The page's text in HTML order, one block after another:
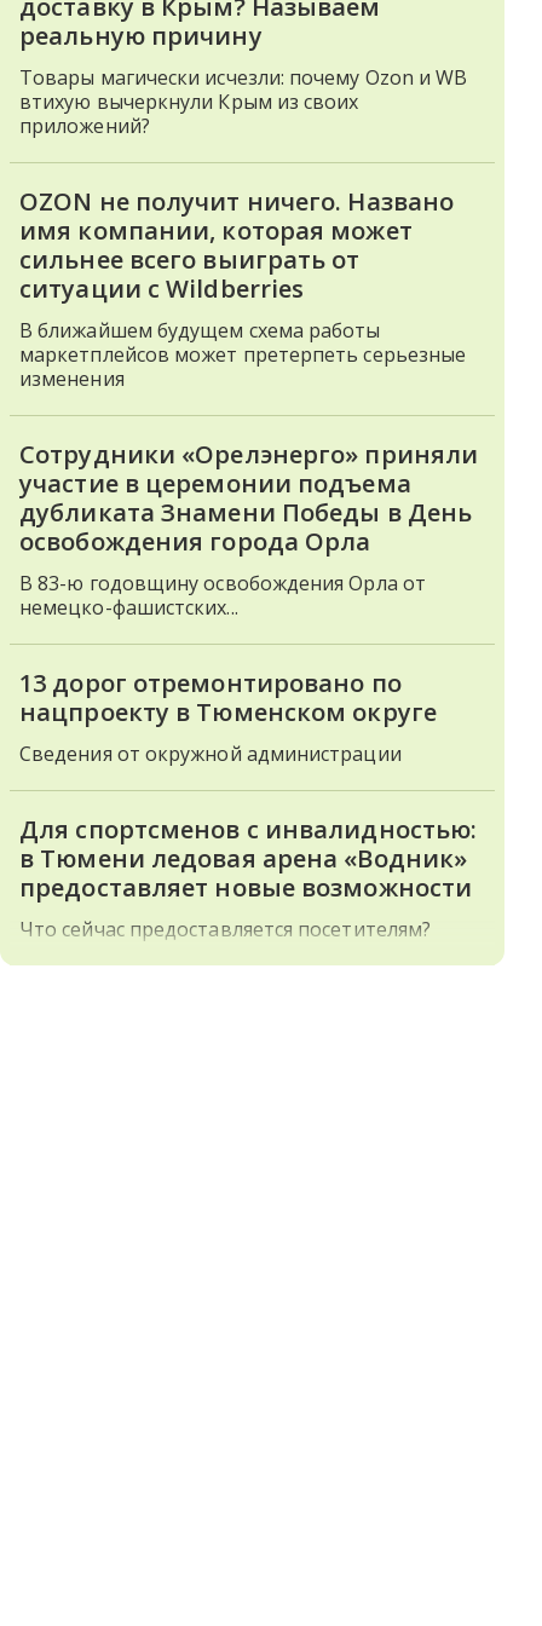
реальную причину
Товары магически исчезли: почему Ozon и WB
втихую вычеркнули Крым из своих
приложений?
OZON не получит ничего. Названо
имя компании, которая может
сильнее всего выиграть от
ситуации с Wildberries
В ближайшем будущем схема работы
маркетплейсов может претерпеть серьезные
изменения
Сотрудники «Орелэнерго» приняли
участие в церемонии подъема
дубликата Знамени Победы в День
освобождения города Орла
В 83-ю годовщину освобождения Орла от
немецко-фашистских...
13 дорог отремонтировано по
нацпроекту в Тюменском округе
Сведения от окружной администрации
Для спортсменов с инвалидностью:
в Тюмени ледовая арена «Водник»
предоставляет новые возможности
Что сейчас предоставляется посетителям?